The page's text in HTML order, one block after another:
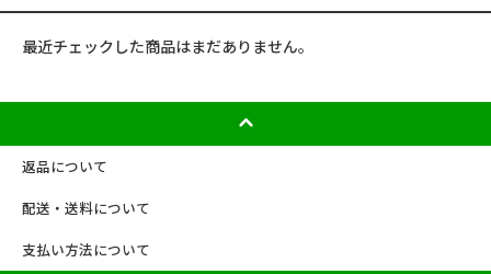
最近チェックした商品はまだありません。
返品について
配送・送料について
支払い方法について